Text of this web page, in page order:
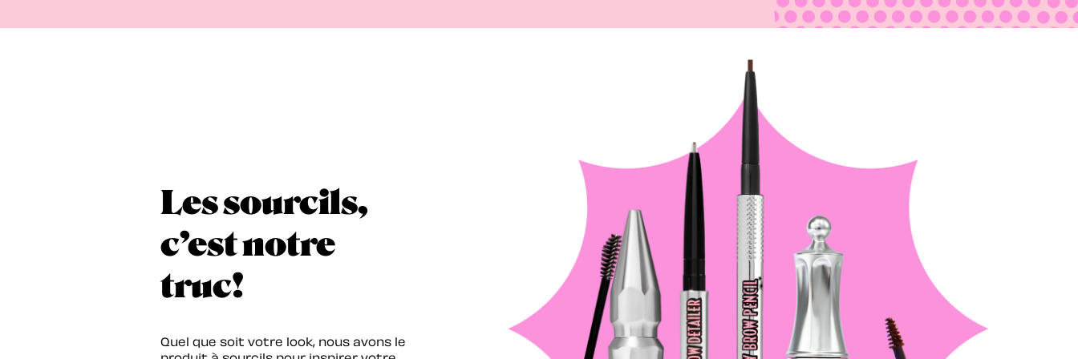
Les sourcils,
c’est notre
truc!
Quel que soit votre look, nous avons le